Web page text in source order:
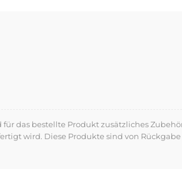
das bestellte Produkt zusätzliches
wird. Diese Produkte sind von